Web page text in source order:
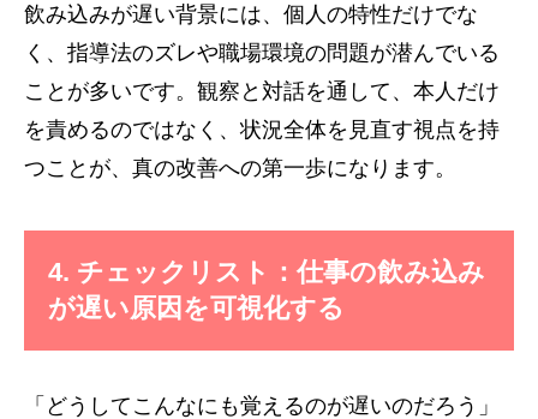
飲み込みが遅い背景には、個人の特性だけでな
く、指導法のズレや職場環境の問題が潜んでいる
ことが多いです。観察と対話を通して、本人だけ
を責めるのではなく、状況全体を見直す視点を持
つことが、真の改善への第一歩になります。
4. チェックリスト：仕事の飲み込み
が遅い原因を可視化する
「どうしてこんなにも覚えるのが遅いのだろう」